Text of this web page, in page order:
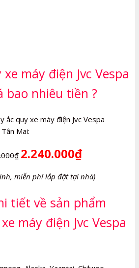
máy điện Jvc Vespa
bao nhiêu tiền ?
ắc quy xe máy điện Jvc Vespa
Mai:
2.240.000₫
miễn phí lắp đặt tại nhà)
tiết về sản phẩm
máy điện Jvc Vespa